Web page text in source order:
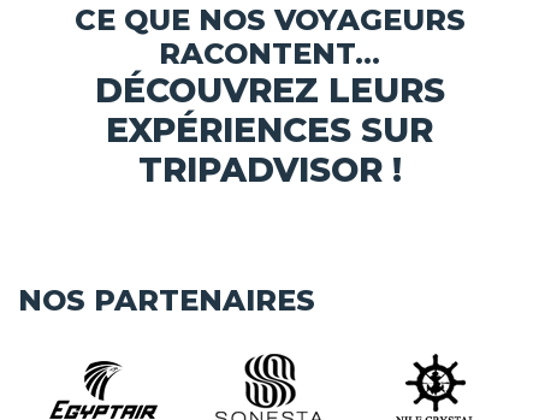
CE QUE NOS VOYAGEURS
RACONTENT...
DÉCOUVREZ LEURS
EXPÉRIENCES SUR
TRIPADVISOR !
NOS PARTENAIRES